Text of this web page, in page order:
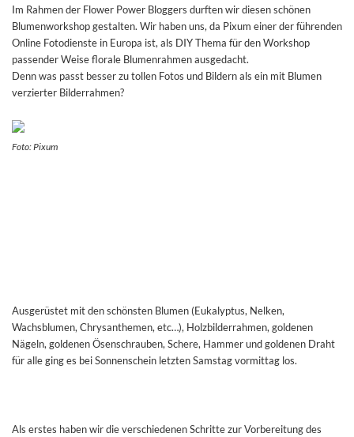
Im Rahmen der Flower Power Bloggers durften wir diesen schönen
Blumenworkshop gestalten. Wir haben uns, da Pixum einer der führenden
Online Fotodienste in Europa ist, als DIY Thema für den Workshop
passender Weise florale Blumenrahmen ausgedacht.
Denn was passt besser zu tollen Fotos und Bildern als ein mit Blumen
verzierter Bilderrahmen?
Foto: Pixum
Ausgerüstet mit den schönsten Blumen (Eukalyptus, Nelken,
Wachsblumen, Chrysanthemen, etc…), Holzbilderrahmen, goldenen
Nägeln, goldenen Ösenschrauben, Schere, Hammer und goldenen Draht
für alle ging es bei Sonnenschein letzten Samstag vormittag los.
Als erstes haben wir die verschiedenen Schritte zur Vorbereitung des